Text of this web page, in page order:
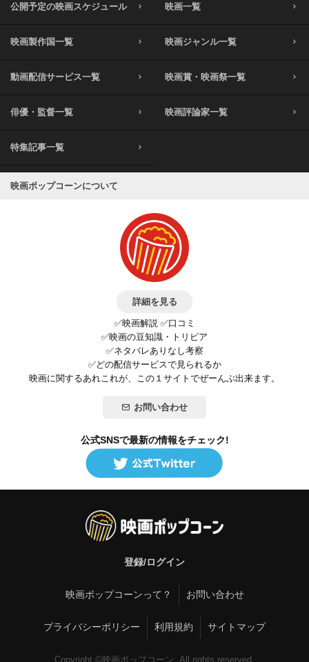
公開予定の映画スケジュール 映画一覧
映画製作国一覧 映画ジャンル一覧
動画配信サービス一覧 映画賞・映画祭一覧
俳優・監督一覧 映画評論家一覧
特集記事一覧
映画ポップコーンについて
詳細を見る
✅映画解説 ✅口コミ
✅映画の豆知識・トリビア
✅ネタバレありなし考察
✅どの配信サービスで見られるか
映画に関するあれこれが、この１サイトでぜーんぶ出来ます。
お問い合わせ
公式SNSで最新の情報をチェック!
登録/ログイン
映画ポップコーンって？ お問い合わせ
プライバシーポリシー 利用規約 サイトマップ
Copyright ©映画ポップコーン. All rights reserved.